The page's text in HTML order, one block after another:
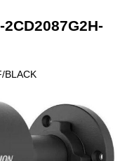
BLACK